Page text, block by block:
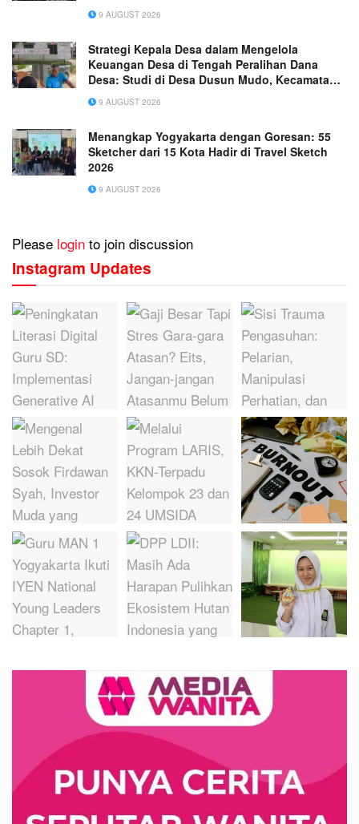
9 AUGUST 2026
Strategi Kepala Desa dalam Mengelola
Keuangan Desa di Tengah Peralihan Dana
Desa: Studi di Desa Dusun Mudo, Kecamatan
Taman Rajo
9 AUGUST 2026
Menangkap Yogyakarta dengan Goresan: 55
Sketcher dari 15 Kota Hadir di Travel Sketch
2026
9 AUGUST 2026
Please login to join discussion
Instagram Updates